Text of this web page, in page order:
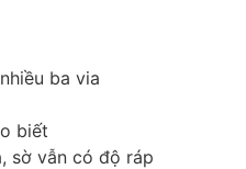
ba via
biết
sờ vẫn có độ ráp